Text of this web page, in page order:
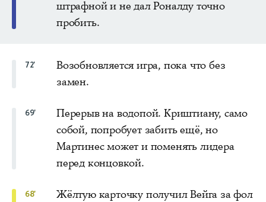
штрафной и не дал Роналду точно
пробить.
72'
Возобновляется игра, пока что без
замен.
69'
Перерыв на водопой. Криштиану, само
собой, попробует забить ещё, но
Мартинес может и поменять лидера
перед концовкой.
68'
Жёлтую карточку получил Вейга за фол